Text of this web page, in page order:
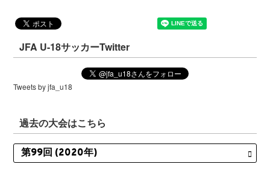
JFA U-18サッカーTwitter
Tweets by jfa_u18
過去の大会はこちら